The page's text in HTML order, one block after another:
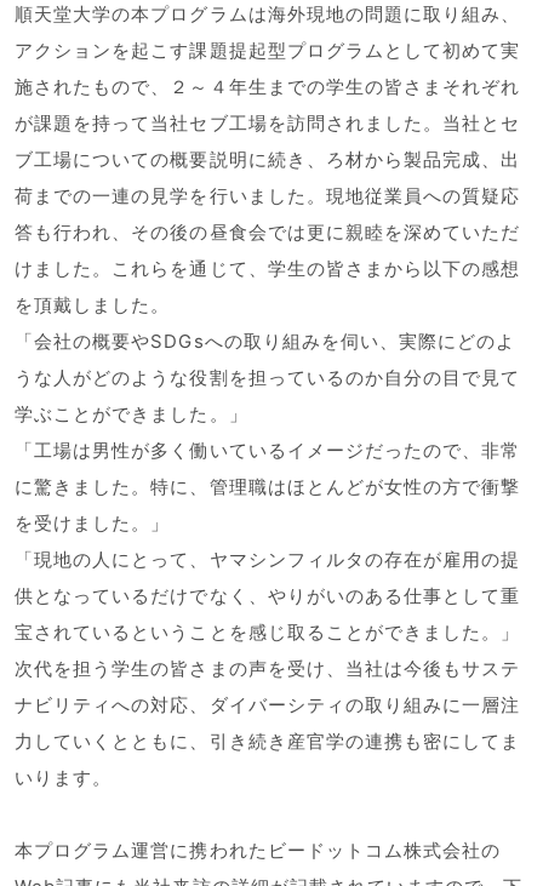
順天堂大学の本プログラムは海外現地の問題に取り組み、
アクションを起こす課題提起型プログラムとして初めて実
施されたもので、２～４年生までの学生の皆さまそれぞれ
が課題を持って当社セブ工場を訪問されました。当社とセ
ブ工場についての概要説明に続き、ろ材から製品完成、出
荷までの一連の見学を行いました。現地従業員への質疑応
答も行われ、その後の昼食会では更に親睦を深めていただ
けました。これらを通じて、学生の皆さまから以下の感想
を頂戴しました。
「会社の概要やSDGsへの取り組みを伺い、実際にどのよ
うな人がどのような役割を担っているのか自分の目で見て
学ぶことができました。」
「工場は男性が多く働いているイメージだったので、非常
に驚きました。特に、管理職はほとんどが女性の方で衝撃
を受けました。」
「現地の人にとって、ヤマシンフィルタの存在が雇用の提
供となっているだけでなく、やりがいのある仕事として重
宝されているということを感じ取ることができました。」
次代を担う学生の皆さまの声を受け、当社は今後もサステ
ナビリティへの対応、ダイバーシティの取り組みに一層注
力していくとともに、引き続き産官学の連携も密にしてま
いります。
本プログラム運営に携われたビードットコム株式会社の